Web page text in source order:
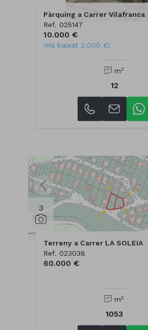
Pàrquing a Carrer Vilafranca
Ref. 025147
10.000 €
¡Ha baixat 2.000 €!
m2
12
3
Terreny a Carrer LA SOLEIA
Ref. 023038
60.000 €
m2
1053